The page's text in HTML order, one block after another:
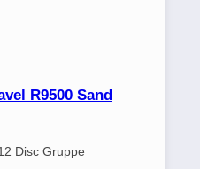
R9500 Sand
Disc Gruppe